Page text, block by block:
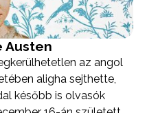
Austen
az angol
aligha sejthette,
később is olvasók